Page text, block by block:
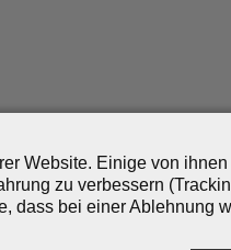
Website. Einige von
zu verbessern
dass bei einer Ablehnung